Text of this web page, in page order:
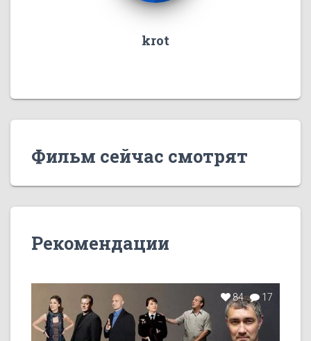
krot
Фильм сейчас смотрят
Рекомендации
84 17